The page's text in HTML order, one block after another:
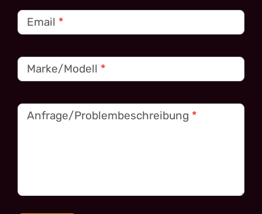
Email *
Marke/Modell *
Anfrage/Problembeschreibung *